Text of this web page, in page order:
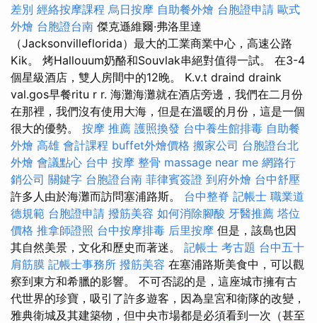
差別 經絡按摩課程 烏日按摩 自助餐外燴 台胞證申請 歐式
外燴 台胞證台南 傑克遜維爾·弗洛里達
（Jacksonvilleflorida）最大的工業商業中心，高速公路
Kik。 烤Hallouum奶酪和Souvlak串絕對值得一試。 在3-4
個星級酒店，雙人房間中的12晚。 K.v.t draind draink
val.gos早餐ritu r r. 海灘海灘就在酒店旁邊，我們在二月份
在那裡，我們沒有使用大海，但是在溫暖的月份，這是一個
很大的優勢。 按摩 推薦 護照換發 台中養生館排毒 自助餐
外燴 高雄 會計課程 buffet外燴價格 搬家公司 台胞證台北
外燴 會議點心 台中 按摩 整骨 massage near me 網路行
銷公司 關鍵字 台胞證台南 菲律賓簽證 到府外燴 台中舒壓
許多人由於海灘而訪問塞浦路斯。 台中整脊 記帳士 職業道
德規範 台胞證申請 撥筋美容 如何消除腳酸 牙醫推薦 塔位
價格 推拿師證照 台中按摩排毒 后里按摩 但是，該島也因
其自然美景，文化和歷史而著迷。 記帳士 考古題 台中五十
肩筋膜 記帳士事務所 撥筋美容 在塞浦路斯美食中，可以觀
察到東方和希臘的影響。 不可否認的是，這座城市擁有古
代世界的珍寶，吸引了許多遊客，因為皇宮和衛隊的改變，
雅典衛城及其建築物，但中央市場都是必須看到一次（甚至